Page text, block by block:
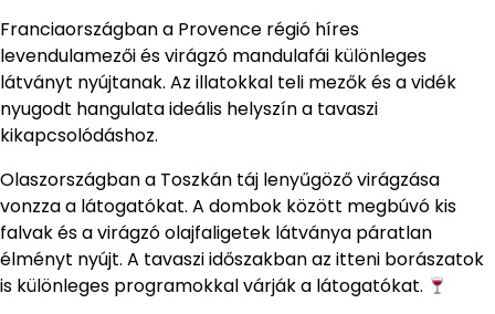
Franciaországban a Provence régió híres
levendulamezői és virágzó mandulafái különleges
látványt nyújtanak. Az illatokkal teli mezők és a vidék
nyugodt hangulata ideális helyszín a tavaszi
kikapcsolódáshoz.
Olaszországban a Toszkán táj lenyűgöző virágzása
vonzza a látogatókat. A dombok között megbúvó kis
falvak és a virágzó olajfaligetek látványa páratlan
élményt nyújt. A tavaszi időszakban az itteni borászatok
is különleges programokkal várják a látogatókat.